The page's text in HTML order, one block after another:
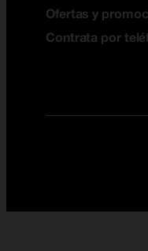
Ofertas y
Contrata por